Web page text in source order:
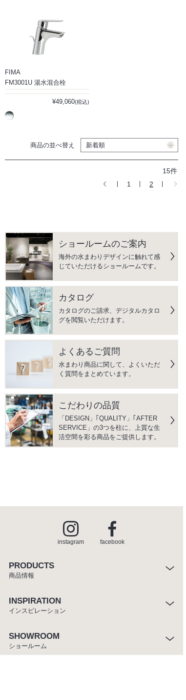
FIMA
FM3001U 湯水混合栓
¥49,060(税込)
商品の並べ替え
15件
1
2
ショールームのご案内
海外の水まわりデザインに触れて感
じていただけるショールームです。
カタログ
カタログのご請求、デジタルカタロ
グを閲覧いただけます。
よくあるご質問
水まわり商品に関して、よくいただ
く質問をまとめています。
こだわりの品質
「DESIGN」｢QUALITY」｢AFTER
SERVICE」の3つを柱に、上質な生
活空間を彩る商品をご提供します。
instagram facebook
PRODUCTS
商品情報
INSPIRATION
インスピレーション
SHOWROOM
ショールーム